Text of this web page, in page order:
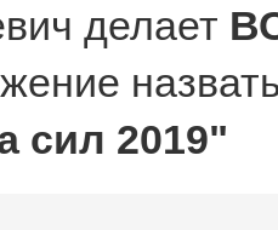
делает
сил 2019"